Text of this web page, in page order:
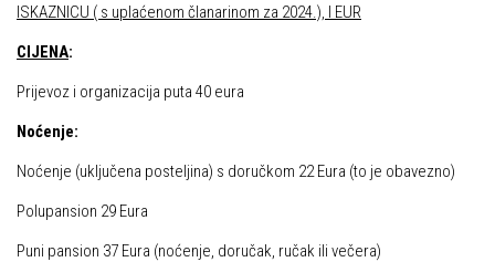
ISKAZNICU ( s uplaćenom članarinom za 2024.), I EUR
CIJENA:
Prijevoz i organizacija puta 40 eura
Noćenje:
Noćenje (uključena posteljina) s doručkom 22 Eura (to je obavezno)
Polupansion 29 Eura
Puni pansion 37 Eura (noćenje, doručak, ručak ili večera)